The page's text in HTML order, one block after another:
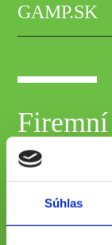
Súhlas
GAMP.SK
Správa